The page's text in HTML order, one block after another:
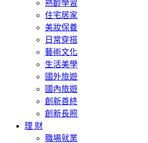
熟齡學習
住宅居家
美妝保養
日常穿搭
藝術文化
生活美學
國外旅遊
國內旅遊
創新善終
創新長照
理 財
職場就業